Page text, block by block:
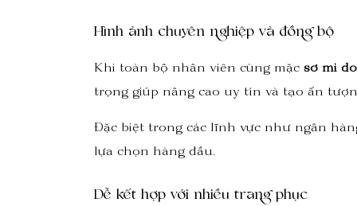
Hình ảnh chuyên nghiệp và đồng bộ
Khi toàn bộ nhân viên cùng mặcsơ mi
trọng giúp nâng cao uy tín và tạo ấn
Đặc biệt trong các lĩnh vực như ngân
lựa chọn hàng đầu.
Dễ kết hợp với nhiều trang phục